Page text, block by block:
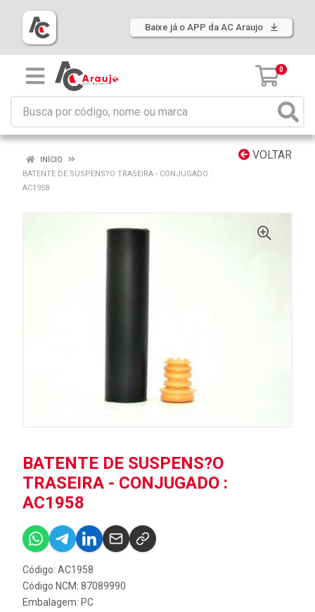
Baixe já o APP da AC Araujo
0
VOLTAR
INÍCIO
BATENTE DE SUSPENS?O TRASEIRA - CONJUGADO :
AC1958
BATENTE DE SUSPENS?O
TRASEIRA - CONJUGADO :
AC1958
Código: AC1958
Código NCM: 87089990
Embalagem: PC